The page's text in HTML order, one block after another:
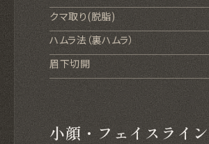
クマ取り(脱脂)
ハムラ法（裏ハムラ）
眉下切開
小顔・フェイスライン